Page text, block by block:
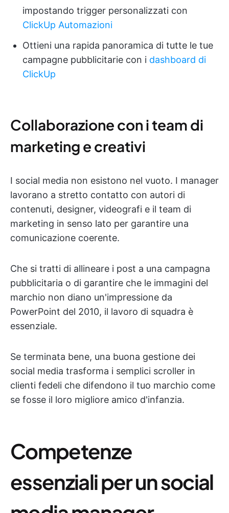
impostando trigger personalizzati con
ClickUp Automazioni
Ottieni una rapida panoramica di tutte le tue
campagne pubblicitarie con i dashboard di
ClickUp
Collaborazione con i team di
marketing e creativi
I social media non esistono nel vuoto. I manager
lavorano a stretto contatto con autori di
contenuti, designer, videografi e il team di
marketing in senso lato per garantire una
comunicazione coerente.
Che si tratti di allineare i post a una campagna
pubblicitaria o di garantire che le immagini del
marchio non diano un'impressione da
PowerPoint del 2010, il lavoro di squadra è
essenziale.
Se terminata bene, una buona gestione dei
social media trasforma i semplici scroller in
clienti fedeli che difendono il tuo marchio come
se fosse il loro migliore amico d'infanzia.
Competenze
essenziali per un social